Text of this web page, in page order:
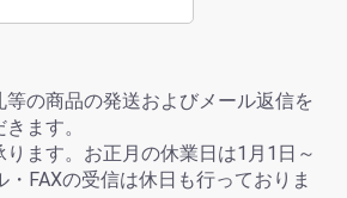
の商品の発送およびメール返信を
ます。
ます。お正月の休業日は1月1日～
FAXの受信は休日も行っておりま